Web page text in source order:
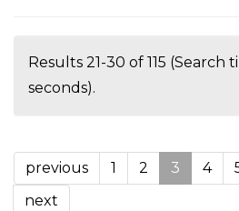
Results 21-30 of 115 (Search
seconds).
previous 1 2 3 4
next